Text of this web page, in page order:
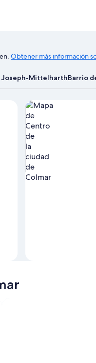
Obtener más información
Joseph-MittelharthBarrio
Ver las